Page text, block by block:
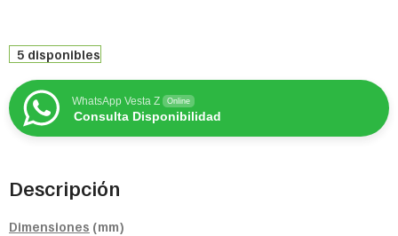
5 disponibles
WhatsApp Vesta Z Online
Consulta Disponibilidad
Descripción
Dimensiones (mm)